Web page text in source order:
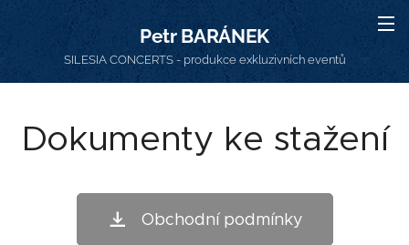
Petr BARÁNEK
SILESIA CONCERTS - produkce exkluzivních eventů
Dokumenty ke stažení
Obchodní podmínky